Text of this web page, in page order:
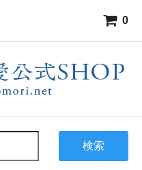
0
検索